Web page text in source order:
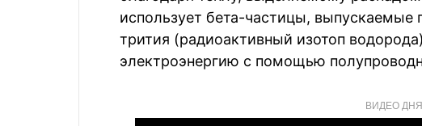
использует бета-частицы, выпускаемые
трития (радиоактивный изотоп
электроэнергию с помощью
ВИДЕО ДНЯ